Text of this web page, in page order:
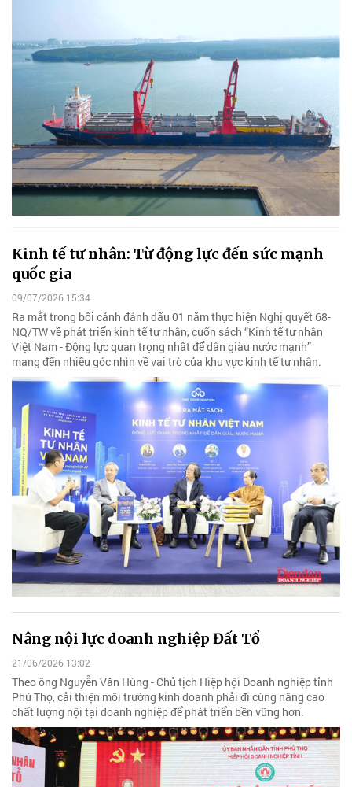
Kinh tế tư nhân: Từ động lực đến sức mạnh
quốc gia
09/07/2026 15:34
Ra mắt trong bối cảnh đánh dấu 01 năm thực hiện Nghị quyết 68-
NQ/TW về phát triển kinh tế tư nhân, cuốn sách “Kinh tế tư nhân
Việt Nam - Động lực quan trọng nhất để dân giàu nước mạnh”
mang đến nhiều góc nhìn về vai trò của khu vực kinh tế tư nhân.
Nâng nội lực doanh nghiệp Đất Tổ
21/06/2026 13:02
Theo ông Nguyễn Văn Hùng - Chủ tịch Hiệp hội Doanh nghiệp tỉnh
Phú Thọ, cải thiện môi trường kinh doanh phải đi cùng nâng cao
chất lượng nội tại doanh nghiệp để phát triển bền vững hơn.